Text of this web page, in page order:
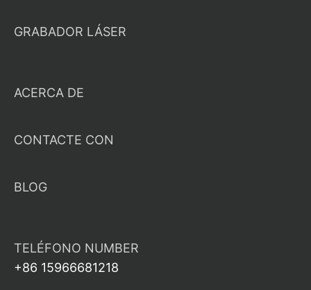
GRABADOR LÁSER
ACERCA DE
CONTACTE CON
BLOG
TELÉFONO NUMBER
+86 15966681218